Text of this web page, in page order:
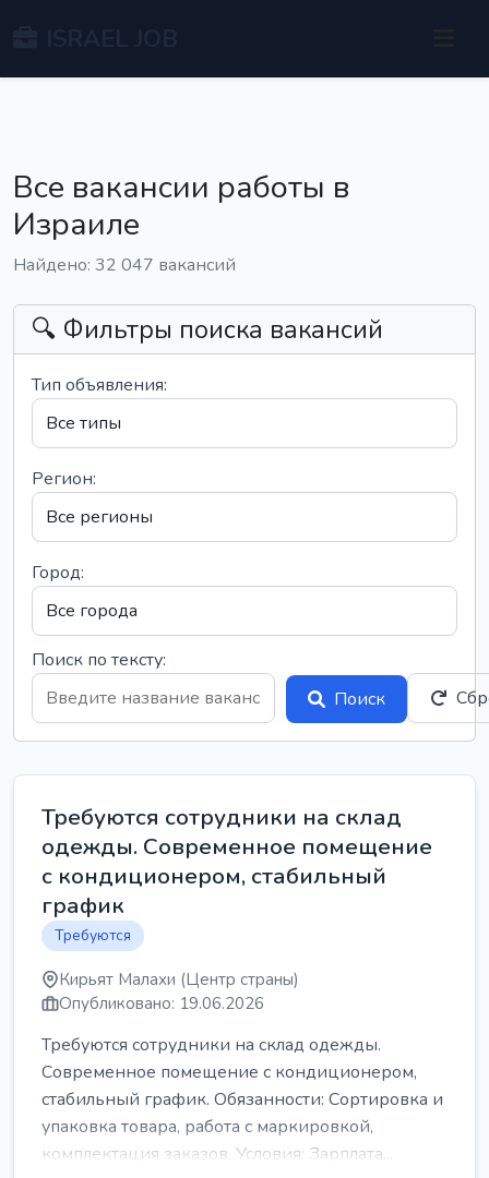
Все вакансии работы в
Израиле
Найдено: 32 047 вакансий
🔍 Фильтры поиска вакансий
Тип объявления:
Регион:
Город:
Поиск по тексту:
Поиск
Требуются сотрудники на склад
одежды. Современное помещение
с кондиционером, стабильный
график
Требуются
Кирьят Малахи (Центр страны)
Опубликовано: 19.06.2026
Требуются сотрудники на склад одежды.
Современное помещение с кондиционером,
стабильный график. Обязанности: Сортировка и
упаковка товара, работа с маркировкой,
комплектация заказов. Условия: Зарплата...